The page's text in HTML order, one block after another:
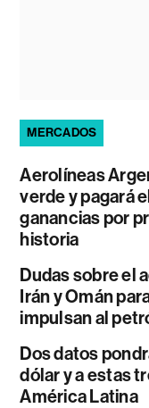
MERCADOS
Aerolíneas
verde y pagará
ganancias por
historia
Dudas sobre el
Irán y Omán
impulsan al
Dos datos
dólar y a estas
América Latina